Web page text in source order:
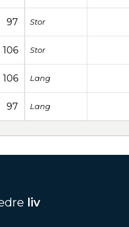
97 Stor
106 Stor
106 Lang
97 Lang
liv